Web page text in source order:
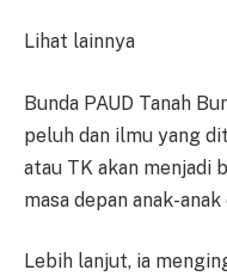
Lihat lainnya
Bunda PAUD Tanah
peluh dan ilmu yang
atau TK akan menjadi
masa depan anak-
Lebih lanjut, ia